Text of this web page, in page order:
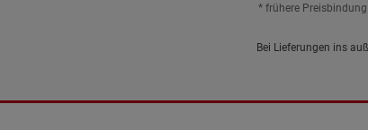
* frühere
Bei Lieferungen ins